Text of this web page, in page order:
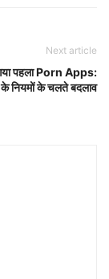
Next article
पहला Porn Apps:
के नियमों के चलते बदलाव